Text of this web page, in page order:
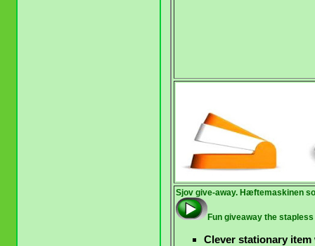
Sjov give-away. Hæftemaskinen
Fun giveaway the
Clever stationary